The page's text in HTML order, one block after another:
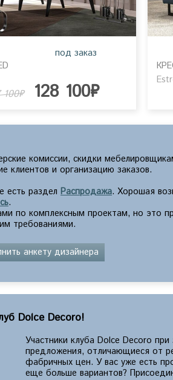
под заказ
100₽ 128 100₽
комиссии, скидки
клиентов и организацию заказов.
есть раздел Распродажа. Хорошая
.
по комплексным проектам, но это
требованиями.
анкету дизайнера
Dolce Decoro!
Участники клуба Dolce Decoro при
предложения, отличающиеся от
фабричных цен. У вас уже есть
еще больше вариантов?